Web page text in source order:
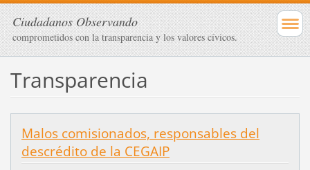
Ciudadanos Observando
comprometidos con la transparencia y los valores cívicos.
Transparencia
Malos comisionados, responsables del
descrédito de la CEGAIP